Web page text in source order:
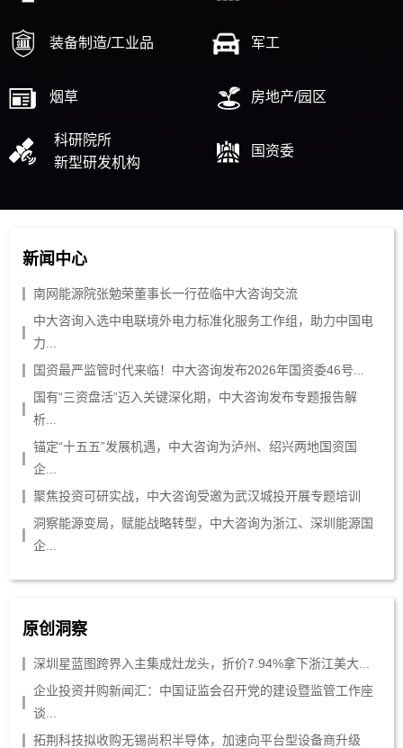
装备制造/工业品 军工
烟草 房地产/园区
科研院所
新型研发机构
国资委
新闻中心
南网能源院张勉荣董事长一行莅临中大咨询交流
中大咨询入选中电联境外电力标准化服务工作组，助力中国电
力...
国资最严监管时代来临！中大咨询发布2026年国资委46号...
国有“三资盘活”迈入关键深化期，中大咨询发布专题报告解
析...
锚定“十五五”发展机遇，中大咨询为泸州、绍兴两地国资国
企...
聚焦投资可研实战，中大咨询受邀为武汉城投开展专题培训
洞察能源变局，赋能战略转型，中大咨询为浙江、深圳能源国
企...
原创洞察
深圳星蓝图跨界入主集成灶龙头，折价7.94%拿下浙江美大...
企业投资并购新闻汇：中国证监会召开党的建设暨监管工作座
谈...
拓荆科技拟收购无锡尚积半导体，加速向平台型设备商升级